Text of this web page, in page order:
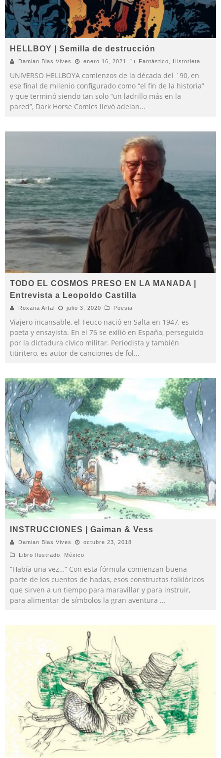
HELLBOY | Semilla de destrucción
Damian Blas Vives enero 16, 2021 Fantástico Historieta
UNIVERSO HELLBOYA comienzos de la década del ´90, en
ese final de milenio configurado como “el fin de la historia”
y que terminó siendo tan solo “un ladrillo más en la
pared”, Dark Horse Comics llevó adelan...
TODO EL COSMOS PRESO EN LA MANADA |
Entrevista a Leopoldo Castilla
Roxana Artal julio 3, 2020 Poesia
Viajero incansable, el Teuco nació en Salta en 1947, es
poeta y ensayista. En el 76 se exilió en España, perseguido
por la dictadura cívico militar. Periodista y también
titiritero, es autor de canciones de fol...
INSTRUCCIONES | Gaiman & Vess
Damian Blas Vives octubre 23, 2018
Libro Ilustrado México
“Había una vez…” Con esta fórmula comienzan buena
parte de los cuentos de hadas, esos constructos folklóricos
que sirven a un tiempo para maravillar y para instruir,
para alimentar de símbolos la gran aventura ...